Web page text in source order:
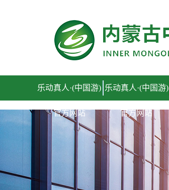
乐动真人·(中国游)
官方网站
乐动真人·(中国游)
官方网站